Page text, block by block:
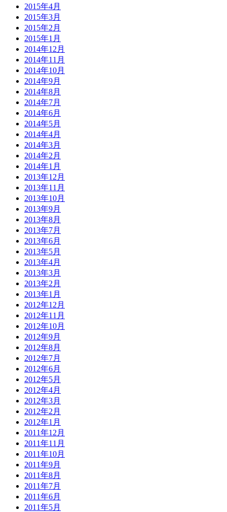
2015年4月
2015年3月
2015年2月
2015年1月
2014年12月
2014年11月
2014年10月
2014年9月
2014年8月
2014年7月
2014年6月
2014年5月
2014年4月
2014年3月
2014年2月
2014年1月
2013年12月
2013年11月
2013年10月
2013年9月
2013年8月
2013年7月
2013年6月
2013年5月
2013年4月
2013年3月
2013年2月
2013年1月
2012年12月
2012年11月
2012年10月
2012年9月
2012年8月
2012年7月
2012年6月
2012年5月
2012年4月
2012年3月
2012年2月
2012年1月
2011年12月
2011年11月
2011年10月
2011年9月
2011年8月
2011年7月
2011年6月
2011年5月